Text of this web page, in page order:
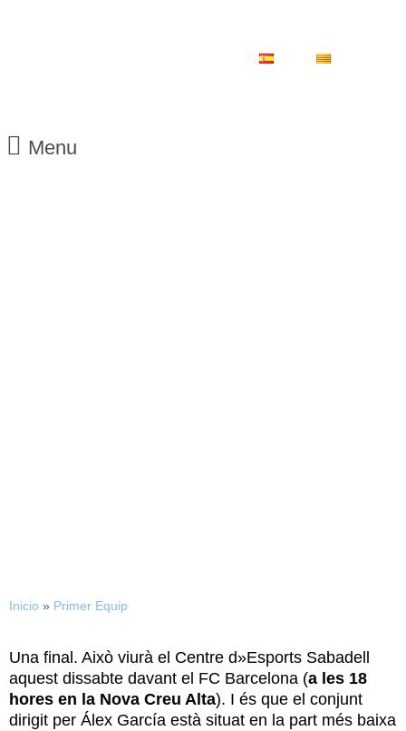
Menu
Inicio » Primer Equip
Una final. Això viurà el Centre d»Esports Sabadell
aquest dissabte davant el FC Barcelona (a les 18
hores en la Nova Creu Alta). I és que el conjunt
dirigit per Álex García està situat en la part més baixa